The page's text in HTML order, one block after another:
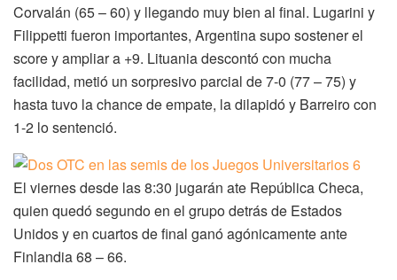
Corvalán (65 – 60) y llegando muy bien al final. Lugarini y
Filippetti fueron importantes, Argentina supo sostener el
score y ampliar a +9. Lituania descontó con mucha
facilidad, metió un sorpresivo parcial de 7-0 (77 – 75) y
hasta tuvo la chance de empate, la dilapidó y Barreiro con
1-2 lo sentenció.
El viernes desde las 8:30 jugarán ate República Checa,
quien quedó segundo en el grupo detrás de Estados
Unidos y en cuartos de final ganó agónicamente ante
Finlandia 68 – 66.